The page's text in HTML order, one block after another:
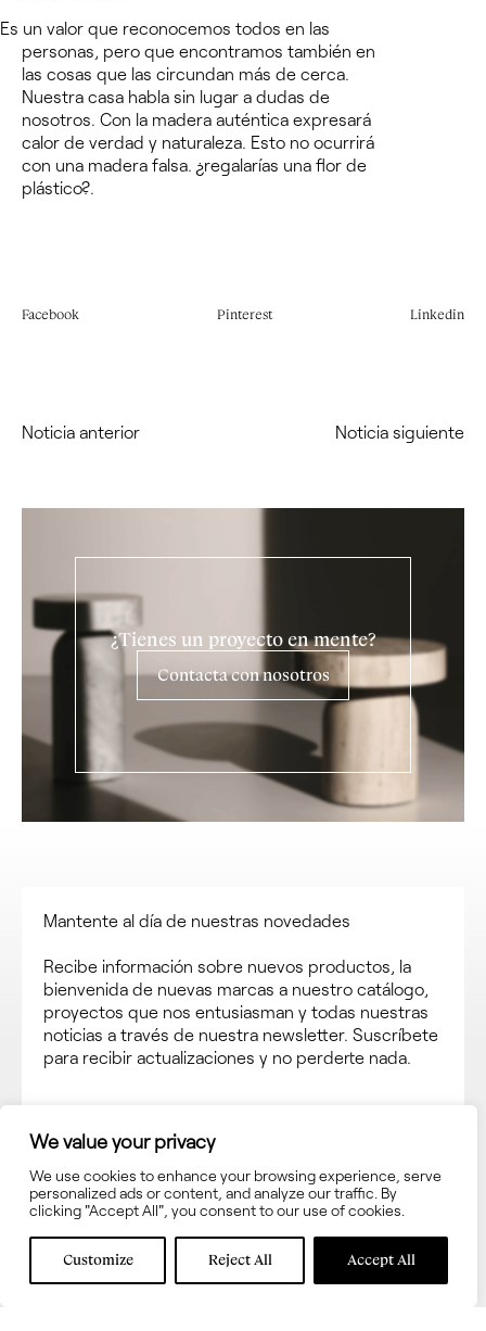
We value your privacy
We use cookies to enhance your browsing experience, serve
personalized ads or content, and analyze our traffic. By
clicking "Accept All", you consent to our use of cookies.
Customize Reject All Accept All
Es un valor que reconocemos todos en las
personas, pero que encontramos también en
las cosas que las circundan más de cerca.
Nuestra casa habla sin lugar a dudas de
nosotros. Con la madera auténtica expresará
calor de verdad y naturaleza. Esto no ocurrirá
con una madera falsa. ¿regalarías una flor de
plástico?.
Facebook Pinterest Linkedin
Noticia anterior Noticia siguiente
¿Tienes un proyecto en mente?
Contacta con nosotros
Mantente al día de nuestras novedades
Recibe información sobre nuevos productos, la
bienvenida de nuevas marcas a nuestro catálogo,
proyectos que nos entusiasman y todas nuestras
noticias a través de nuestra newsletter. Suscríbete
para recibir actualizaciones y no perderte nada.